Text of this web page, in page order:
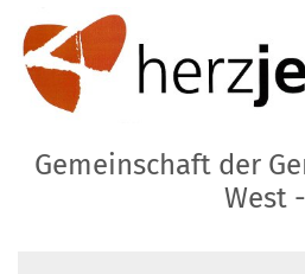
Zum Inhalt springen
Gemeinschaft der
West